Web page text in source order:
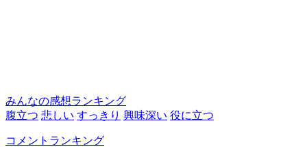
みんなの感想ランキング
腹立つ 悲しい すっきり 興味深い 役に立つ
コメントランキング